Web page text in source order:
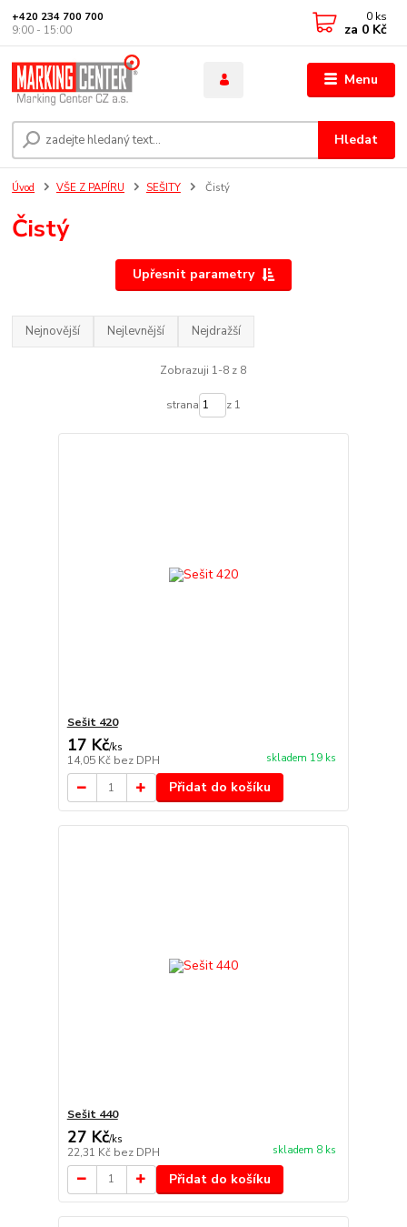
Menu
Hledat
+420 234 700 700
9:00 - 15:00
0 ks
za 0 Kč
Úvod VŠE Z PAPÍRU SEŠITY Čistý
Čistý
Upřesnit parametry
Nejnovější Nejlevnější Nejdražší
Zobrazuji 1-8 z 8
strana z 1
Sešit 420
17 Kč/ks
14,05 Kč bez DPH skladem 19 ks
Přidat do košíku
Sešit 440
27 Kč/ks
22,31 Kč bez DPH skladem 8 ks
Přidat do košíku